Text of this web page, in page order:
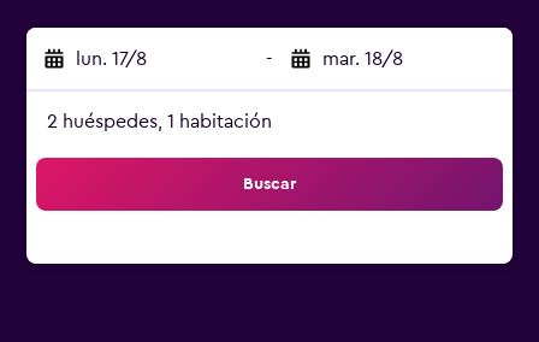
lun. 17/8 - mar. 18/8
2 huéspedes, 1 habitación
Buscar